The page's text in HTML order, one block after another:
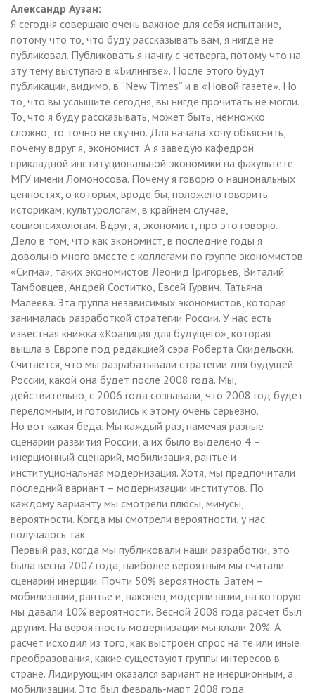
Александр Аузан:
Я сегодня совершаю очень важное для себя испытание,
потому что то, что буду рассказывать вам, я нигде не
публиковал. Публиковать я начну с четверга, потому что на
эту тему выступаю в «Билингве». После этого будут
публикации, видимо, в “New Times” и в «Новой газете». Но
то, что вы услышите сегодня, вы нигде прочитать не могли.
То, что я буду рассказывать, может быть, немножко
сложно, то точно не скучно. Для начала хочу объяснить,
почему вдруг я, экономист. А я заведую кафедрой
прикладной институциональной экономики на факультете
МГУ имени Ломоносова. Почему я говорю о национальных
ценностях, о которых, вроде бы, положено говорить
историкам, культурологам, в крайнем случае,
социопсихологам. Вдруг, я, экономист, про это говорю.
Дело в том, что как экономист, в последние годы я
довольно много вместе с коллегами по группе экономистов
«Сигма», таких экономистов Леонид Григорьев, Виталий
Тамбовцев, Андрей Соститко, Евсей Гурвич, Татьяна
Малеева. Эта группа независимых экономистов, которая
занималась разработкой стратегии России. У нас есть
известная книжка «Коалиция для будущего», которая
вышла в Европе под редакцией сэра Роберта Скидельски.
Считается, что мы разрабатывали стратегии для будущей
России, какой она будет после 2008 года. Мы,
действительно, с 2006 года сознавали, что 2008 год будет
переломным, и готовились к этому очень серьезно.
Но вот какая беда. Мы каждый раз, намечая разные
сценарии развития России, а их было выделено 4 –
инерционный сценарий, мобилизация, рантье и
институциональная модернизация. Хотя, мы предпочитали
последний вариант – модернизации институтов. По
каждому варианту мы смотрели плюсы, минусы,
вероятности. Когда мы смотрели вероятности, у нас
получалось так.
Первый раз, когда мы публиковали наши разработки, это
была весна 2007 года, наиболее вероятным мы считали
сценарий инерции. Почти 50% вероятность. Затем –
мобилизации, рантье и, наконец, модернизации, на которую
мы давали 10% вероятности. Весной 2008 года расчет был
другим. На вероятность модернизации мы клали 20%. А
расчет исходил из того, как выстроен спрос на те или иные
преобразования, какие существуют группы интересов в
стране. Лидирующим оказался вариант не инерционным, а
мобилизации. Это был февраль-март 2008 года.